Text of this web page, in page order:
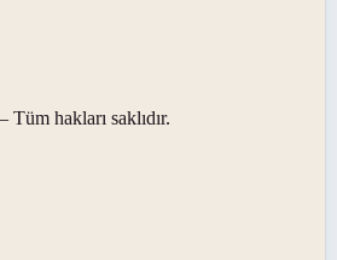
hakları saklıdır.